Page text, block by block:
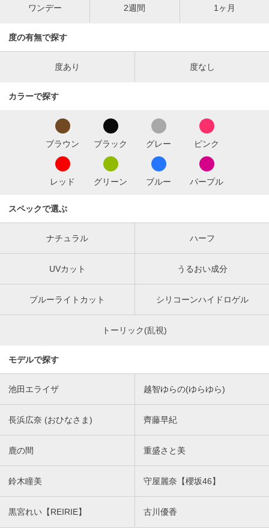
ワンデー 2週間 1ヶ月
度の有無で探す
度あり 度なし
カラーで探す
ブラウン ブラック グレー ピンク
レッド グリーン ブルー パープル
スペックで選ぶ
ナチュラル ハーフ
UVカット うるおい成分
ブルーライトカット シリコーンハイドロゲル
トーリック(乱視)
モデルで探す
池田エライザ 越智ゆらの(ゆらゆら)
長浜広奈 (おひなさま) 齊藤早紀
鹿の間 重盛さと美
鈴木瞳美 守屋麗奈【櫻坂46】
黒宮れい【REIRIE】 古川優香